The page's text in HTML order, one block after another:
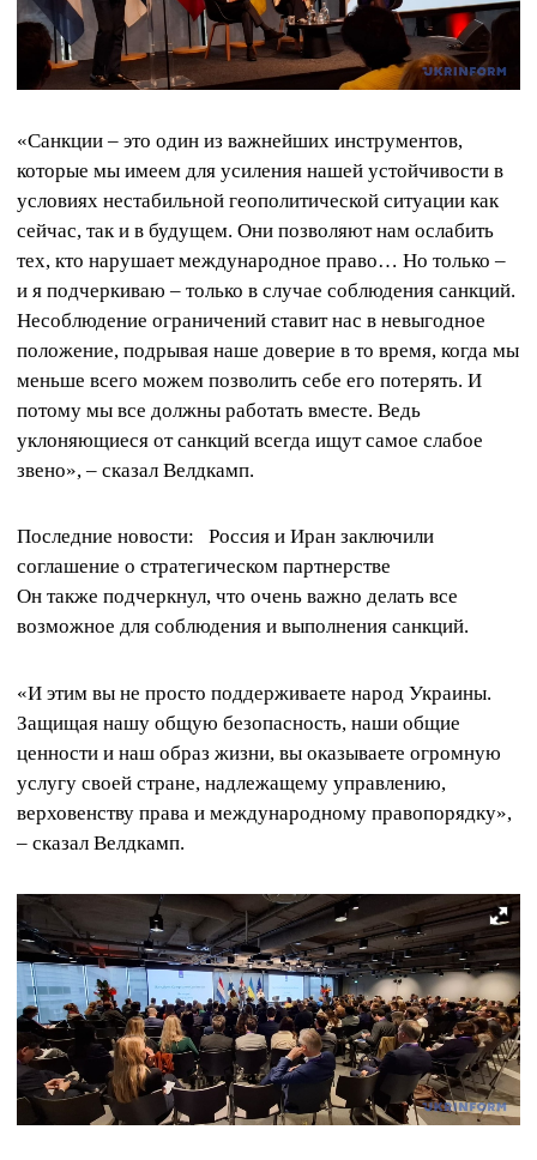
«Санкции – это один из важнейших инструментов,
которые мы имеем для усиления нашей устойчивости в
условиях нестабильной геополитической ситуации как
сейчас, так и в будущем. Они позволяют нам ослабить
тех, кто нарушает международное право… Но только –
и я подчеркиваю – только в случае соблюдения санкций.
Несоблюдение ограничений ставит нас в невыгодное
положение, подрывая наше доверие в то время, когда мы
меньше всего можем позволить себе его потерять. И
потому мы все должны работать вместе. Ведь
уклоняющиеся от санкций всегда ищут самое слабое
звено», – сказал Велдкамп.
Последние новости:
Россия и Иран заключили
соглашение о стратегическом партнерстве
Он также подчеркнул, что очень важно делать все
возможное для соблюдения и выполнения санкций.
«И этим вы не просто поддерживаете народ Украины.
Защищая нашу общую безопасность, наши общие
ценности и наш образ жизни, вы оказываете огромную
услугу своей стране, надлежащему управлению,
верховенству права и международному правопорядку»,
– сказал Велдкамп.